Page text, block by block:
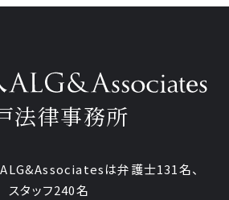
法律事務所
は弁護士131名、
スタッフ240名